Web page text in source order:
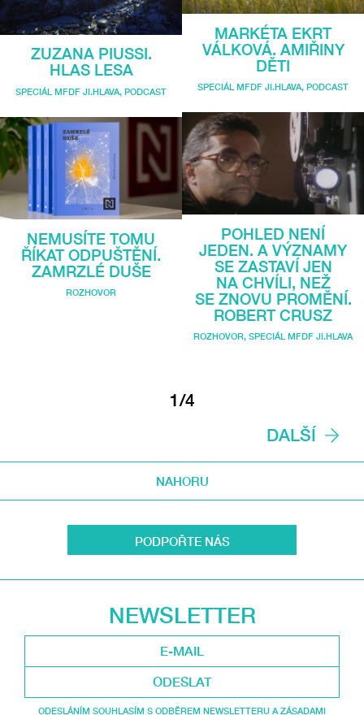
ZUZANA PIUSSI.
HLAS LESA
SPECIÁL MFDF JI.HLAVA PODCAST
NEMUSÍTE TOMU
ŘÍKAT ODPUŠTĚNÍ.
ZAMRZLÉ DUŠE
ROZHOVOR
MARKÉTA EKRT
VÁLKOVÁ. AMIŘINY
DĚTI
SPECIÁL MFDF JI.HLAVA, PODCAST
POHLED NENÍ
JEDEN. A VÝZNAMY
SE ZASTAVÍ JEN
NA CHVÍLI, NEŽ
SE ZNOVU PROMĚNÍ.
ROBERT CRUSZ
ROZHOVOR, SPECIÁL MFDF JI.HLAVA
1/4
DALŠÍ
NAHORU
PODPOŘTE NÁS
NEWSLETTER
ODESLAT
ODESLÁNÍM SOUHLASÍM S ODBĚREM NEWSLETTERU A ZÁSADAMI